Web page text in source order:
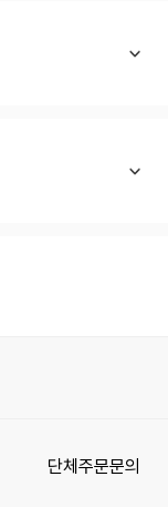
단체주문문의